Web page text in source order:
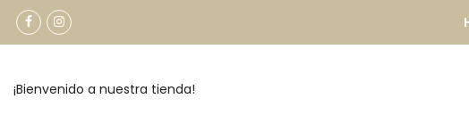
¡Bienvenido a nuestra tienda!